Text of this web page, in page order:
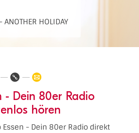
- ANOTHER HOLIDAY
- Dein 80er Radio
hören
Essen - Dein 80er Radio direkt